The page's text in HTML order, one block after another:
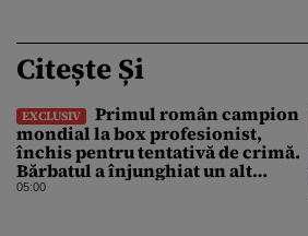
Citește Și
EXCLUSIV
Primul român campion
mondial la box profesionist,
închis pentru tentativă de crimă.
Bărbatul a înjunghiat un alt
interlop periculos
05:00